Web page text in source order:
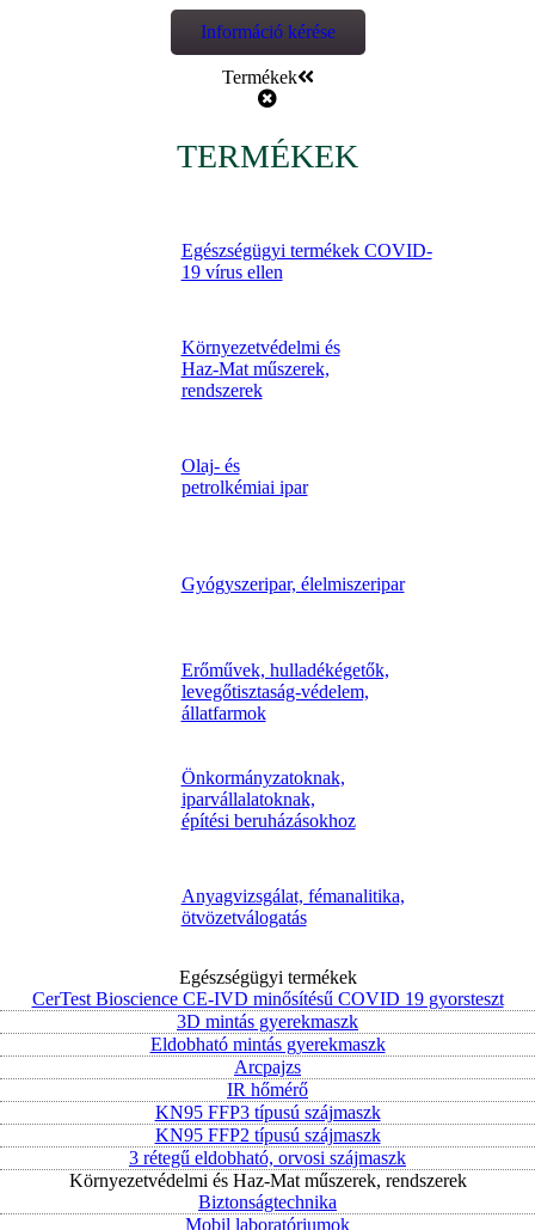
Információ kérése
Termékek
TERMÉKEK
Egészségügyi termékek COVID-
19 vírus ellen
Környezetvédelmi és
Haz-Mat műszerek,
rendszerek
Olaj- és
petrolkémiai ipar
Gyógyszeripar, élelmiszeripar
Erőművek, hulladékégetők,
levegőtisztaság-védelem,
állatfarmok
Önkormányzatoknak,
iparvállalatoknak,
építési beruházásokhoz
Anyagvizsgálat, fémanalitika,
ötvözetválogatás
Egészségügyi termékek
CerTest Bioscience CE-IVD minősítésű COVID 19 gyorsteszt
3D mintás gyerekmaszk
Eldobható mintás gyerekmaszk
Arcpajzs
IR hőmérő
KN95 FFP3 típusú szájmaszk
KN95 FFP2 típusú szájmaszk
3 rétegű eldobható, orvosi szájmaszk
Környezetvédelmi és Haz-Mat műszerek, rendszerek
Biztonságtechnika
Mobil laboratóriumok